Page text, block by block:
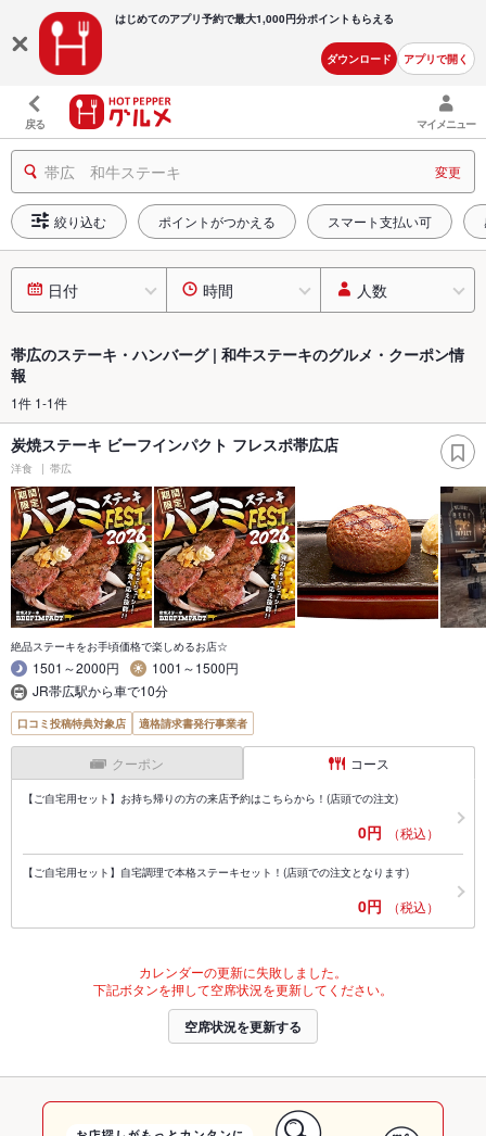
はじめてのアプリ予約で最大1,000円分ポイントもらえる
ダウンロード アプリで開く
戻る マイメニュー
帯広 和牛ステーキ 変更
絞り込む ポイントがつかえる スマート支払い可
日付 時間 人数
帯広のステーキ・ハンバーグ | 和牛ステーキのグルメ・クーポン情
報
1件 1-1件
炭焼ステーキ ビーフインパクト フレスポ帯広店
洋食 帯広
絶品ステーキをお手頃価格で楽しめるお店☆
1501～2000円
1001～1500円
JR帯広駅から車で10分
口コミ投稿特典対象店 適格請求書発行事業者
クーポン コース
【ご自宅用セット】お持ち帰りの方の来店予約はこちらから！(店頭での注文)
0円 （税込）
【ご自宅用セット】自宅調理で本格ステーキセット！(店頭での注文となります)
0円 （税込）
カレンダーの更新に失敗しました。
下記ボタンを押して空席状況を更新してください。
空席状況を更新する